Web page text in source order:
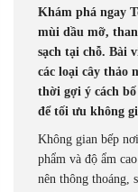
Khám phá ngay
mùi dầu mỡ,
sạch tại chỗ. Bài
các loại cây thảo
thời gợi ý cách
để tối ưu không
Không gian bếp
phẩm và độ ẩm
nên thông thoáng,